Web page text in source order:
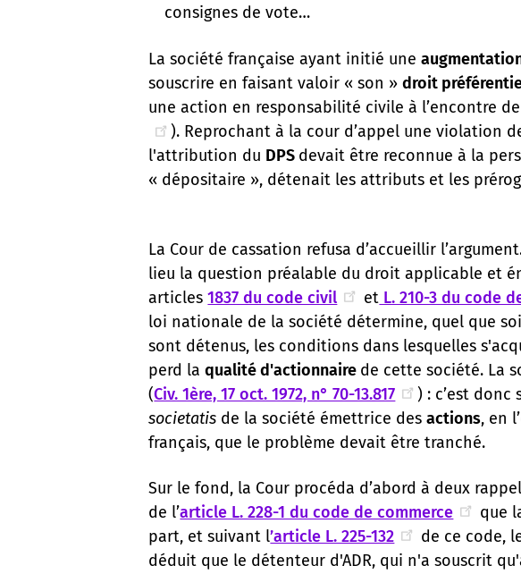
consignes de vote…
La société française ayant initié une
souscrire en faisant valoir « son »droit
une action en responsabilité civile à l’encontre
). Reprochant à la cour d’appel une
l'attribution du DPS devait être reconnue à la
« dépositaire », détenait les attributs et les
La Cour de cassation refusa d’accueillir
lieu la question préalable du droit applicable et
articles1837 du code civil et L. 210-3 du code
loi nationale de la société détermine, quel que
sont détenus, les conditions dans lesquelles
perd laqualité d'actionnaire de cette société. La
(Civ. 1ère, 17 oct. 1972, n° 70-13.817 ) : c’est
societatis de la société émettrice desactions, en
français, que le problème devait être tranché.
Sur le fond, la Cour procéda d’abord à deux
de l’article L. 228-1 du code de commerce que
part, et suivant l’article L. 225-132
de ce code,
déduit que le détenteur d'ADR, qui n'a souscrit